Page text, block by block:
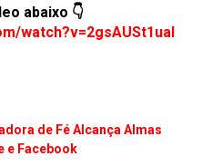
abaixo 👇
watch?v=2gsAUSt1uaI
de Fé Alcança Almas
e Facebook